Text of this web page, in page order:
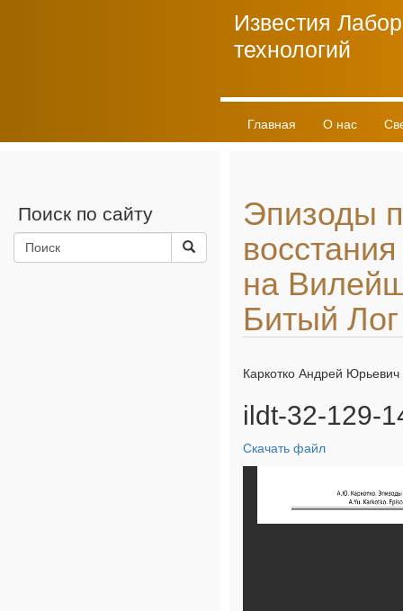
Известия
технологий
Главная О нас
Поиск по сайту
Эпизоды
на
Битый Лог
Каркотко Андрей Юрьевич
ildt-32-129-
Скачать файл